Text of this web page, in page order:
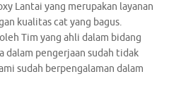
Lantai yang merupakan layanan
kualitas cat yang bagus.
Tim yang ahli dalam bidang
dalam pengerjaan sudah tidak
sudah berpengalaman dalam